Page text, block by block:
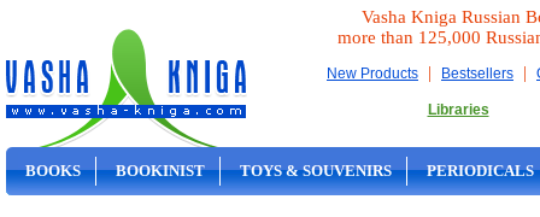
Vasha Kniga Russian
more than 125,000
New Products | Bestsellers |
Libraries
BOOKS BOOKINIST TOYS & SOUVENIRS PERIODICALS